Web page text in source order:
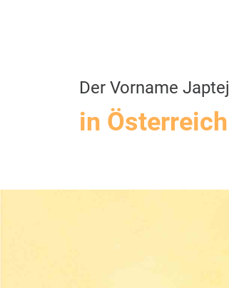
Der Vorname Japtej
in Österreich